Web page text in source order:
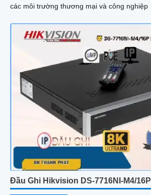
các môi trường thương mại và công nghiệp
Đầu Ghi Hikvision DS-7716NI-M4/16P